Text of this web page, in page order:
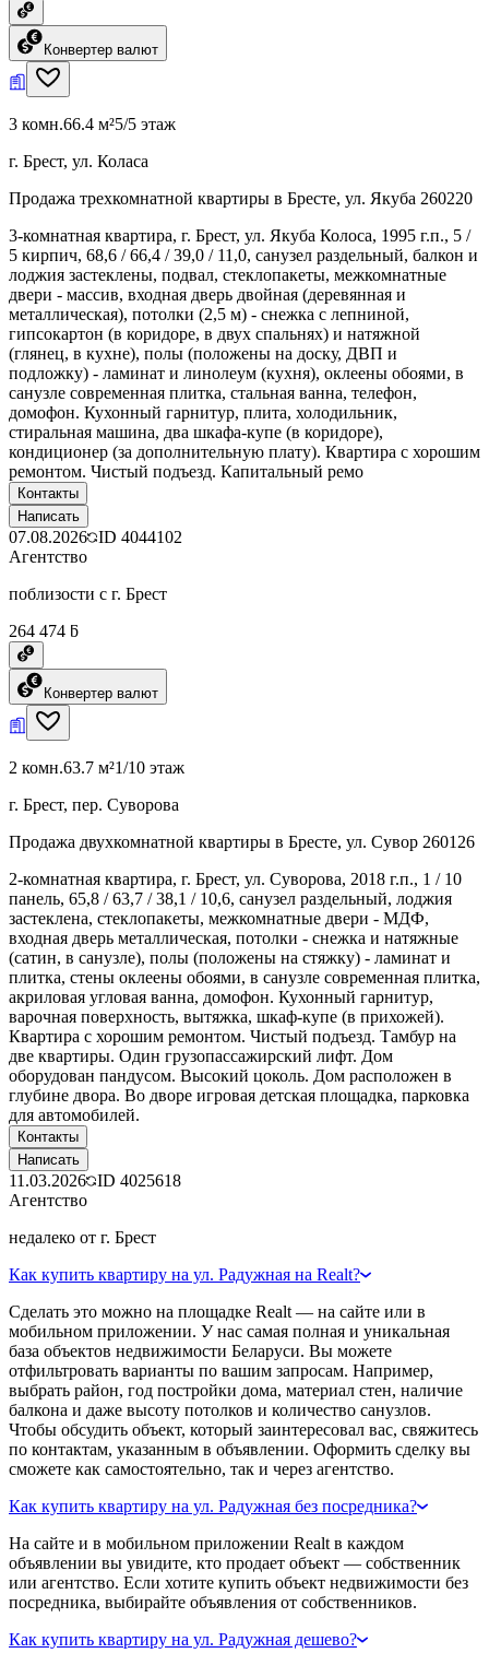
Конвертер валют
3 комн.66.4 м²5/5 этаж
г. Брест, ул. Коласа
Продажа трехкомнатной квартиры в Бресте, ул. Якуба 260220
3-комнатная квартира, г. Брест, ул. Якуба Колоса, 1995 г.п., 5 /
5 кирпич, 68,6 / 66,4 / 39,0 / 11,0, санузел раздельный, балкон и
лоджия застеклены, подвал, стеклопакеты, межкомнатные
двери - массив, входная дверь двойная (деревянная и
металлическая), потолки (2,5 м) - снежка с лепниной,
гипсокартон (в коридоре, в двух спальнях) и натяжной
(глянец, в кухне), полы (положены на доску, ДВП и
подложку) - ламинат и линолеум (кухня), оклеены обоями, в
санузле современная плитка, стальная ванна, телефон,
домофон. Кухонный гарнитур, плита, холодильник,
стиральная машина, два шкафа-купе (в коридоре),
кондиционер (за дополнительную плату). Квартира с хорошим
ремонтом. Чистый подъезд. Капитальный ремо
Контакты
Написать
07.08.2026 ID 4044102
Агентство
поблизости с г. Брест
264 474 ƃ
Конвертер валют
2 комн.63.7 м²1/10 этаж
г. Брест, пер. Суворова
Продажа двухкомнатной квартиры в Бресте, ул. Сувор 260126
2-комнатная квартира, г. Брест, ул. Суворова, 2018 г.п., 1 / 10
панель, 65,8 / 63,7 / 38,1 / 10,6, санузел раздельный, лоджия
застеклена, стеклопакеты, межкомнатные двери - МДФ,
входная дверь металлическая, потолки - снежка и натяжные
(сатин, в санузле), полы (положены на стяжку) - ламинат и
плитка, стены оклеены обоями, в санузле современная плитка,
акриловая угловая ванна, домофон. Кухонный гарнитур,
варочная поверхность, вытяжка, шкаф-купе (в прихожей).
Квартира с хорошим ремонтом. Чистый подъезд. Тамбур на
две квартиры. Один грузопассажирский лифт. Дом
оборудован пандусом. Высокий цоколь. Дом расположен в
глубине двора. Во дворе игровая детская площадка, парковка
для автомобилей.
Контакты
Написать
11.03.2026 ID 4025618
Агентство
недалеко от г. Брест
Как купить квартиру на ул. Радужная на Realt?
Сделать это можно на площадке Realt — на сайте или в
мобильном приложении. У нас самая полная и уникальная
база объектов недвижимости Беларуси. Вы можете
отфильтровать варианты по вашим запросам. Например,
выбрать район, год постройки дома, материал стен, наличие
балкона и даже высоту потолков и количество санузлов.
Чтобы обсудить объект, который заинтересовал вас, свяжитесь
по контактам, указанным в объявлении. Оформить сделку вы
сможете как самостоятельно, так и через агентство.
Как купить квартиру на ул. Радужная без посредника?
На сайте и в мобильном приложении Realt в каждом
объявлении вы увидите, кто продает объект — собственник
или агентство. Если хотите купить объект недвижимости без
посредника, выбирайте объявления от собственников.
Как купить квартиру на ул. Радужная дешево?